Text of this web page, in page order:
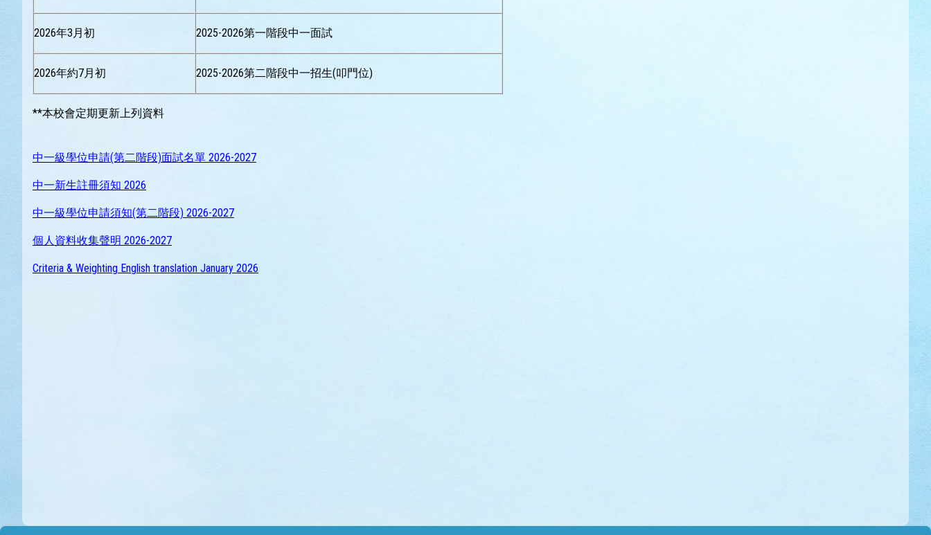
2026年3月初 2025-2026第一階段中一面試
2026年約7月初 2025-2026第二階段中一招生(叩門位)
**本校會定期更新上列資料
中一級學位申請(第二階段)面試名單 2026-2027
中一新生註冊須知 2026
中一級學位申請須知(第二階段) 2026-2027
個人資料收集聲明 2026-2027
Criteria & Weighting English translation January 2026